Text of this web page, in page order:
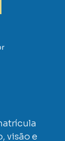
visão e